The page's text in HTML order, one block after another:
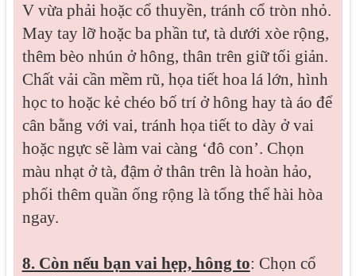
V vừa phải hoặc cổ thuyền, tránh cổ tròn nhỏ.
May tay lỡ hoặc ba phần tư, tà dưới xòe rộng,
thêm bèo nhún ở hông, thân trên giữ tối giản.
Chất vải cần mềm rũ, họa tiết hoa lá lớn, hình
học to hoặc kẻ chéo bố trí ở hông hay tà áo để
cân bằng với vai, tránh họa tiết to dày ở vai
hoặc ngực sẽ làm vai càng ‘đô con’. Chọn
màu nhạt ở tà, đậm ở thân trên là hoàn hảo,
phối thêm quần ống rộng là tổng thể hài hòa
ngay.
8. Còn nếu bạn vai hẹp, hông to: Chọn cổ